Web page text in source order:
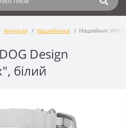
Амуніція Нашийники Нашийник
Design
білий